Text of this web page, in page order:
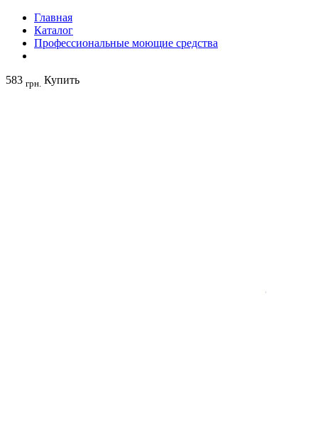
Главная
Каталог
Профессиональные моющие средства
583 грн. Купить